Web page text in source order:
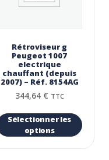
Rétroviseur g
Peugeot 1007
electrique
chauffant (depuis
2007) – Réf. 8154AG
344,64 € TTC
Sélectionner les
options